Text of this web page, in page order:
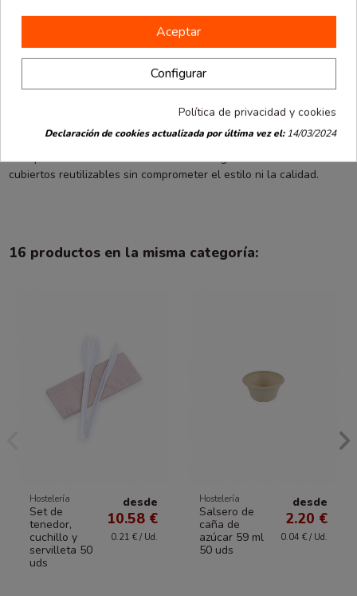
en lavavajillas sin perder su brillo ni deteriorarse con el paso del
tiempo. Son una excelente opción para quienes buscan reducir el
consumo de plásticos desechables y optar por alternativas más
respetuosas con el medio ambiente sin renunciar a la practicidad.
El paquete incluye 25 unidades, lo que las convierte en una
profesional. Son ideales para restaurantes, cafeterías, oficinas o
cubiertos reutilizables sin comprometer el estilo ni la calidad.
16 productos en la misma categoría:
Hostelería
Set de
tenedor,
cuchillo y
servilleta 50
uds
desde
10.58 €
0.21 € / Ud.
Hostelería
Salsero de
caña de
azúcar 59 ml
50 uds
desde
2.20 €
0.04 € / Ud.
Aceptar
Configurar
Política de privacidad y cookies
Declaración de cookies actualizada por última vez el:14/03/2024